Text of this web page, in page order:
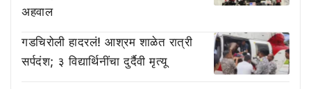
अहवाल
गडचिरोली हादरलं! आश्रम शाळेत रात्री
सर्पदंश; ३ विद्यार्थिनींचा दुर्दैवी मृत्यू